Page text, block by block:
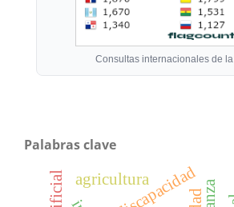
Consultas internacionales de
Palabras clave
discapacidad
agricultura